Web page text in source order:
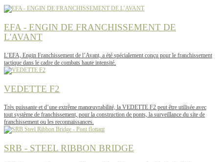
EFA - ENGIN DE FRANCHISSEMENT DE
L'AVANT
L’EFA, Engin Franchissement de l’Avant, a été spécialement conçu pour le franchissement
tactique dans le cadre de combats haute intensité.
VEDETTE F2
Très puissante et d’une extrême manœuvrabilité, la VEDETTE F2 peut être utilisée avec
tout système de franchissement, pour la construction de ponts, la surveillance du site de
franchissement ou les reconnaissances.
SRB - STEEL RIBBON BRIDGE